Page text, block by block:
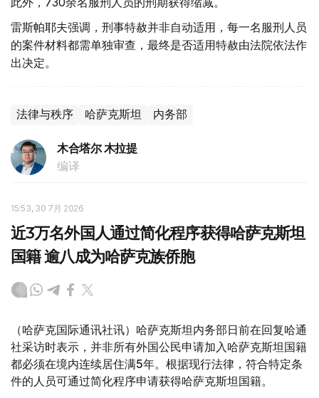
雷斯帕耶夫强调，刑事特赦并非自动适用，每一名服刑人员
的案件材料都需单独审查，最终是否适用特赦由法院依法作
出决定。
法律与秩序 哈萨克斯坦 内务部
木合塔尔 木拉提
编译
15:53, 30 7月 2026
近3万名外国人通过简化程序获得哈萨克斯坦
国籍 逾八成为哈萨克族侨胞
（哈萨克国际通讯社讯）哈萨克斯坦内务部日前在回复哈通
社采访时表示，并非所有外国公民申请加入哈萨克斯坦国籍
都必须在境内连续居住满5年。根据现行法律，符合特定条
件的人员可通过简化程序申请获得哈萨克斯坦国籍。